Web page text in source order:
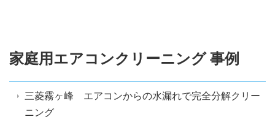
家庭用エアコンクリーニング 事例
三菱霧ヶ峰 エアコンからの水漏れで完全分解クリー
ニング